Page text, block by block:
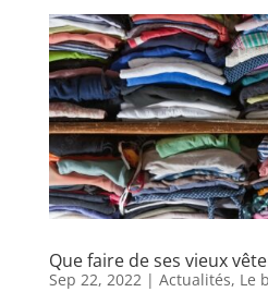
Que faire de ses vieux
Sep 22, 2022| Actualités, Le